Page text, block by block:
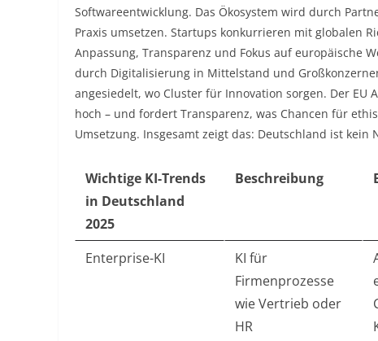
Softwareentwicklung. Das Ökosystem wird durch
Praxis umsetzen. Startups konkurrieren mit globalen
Anpassung, Transparenz und Fokus auf europäische
durch Digitalisierung in Mittelstand und
angesiedelt, wo Cluster für Innovation sorgen. Der EU
hoch – und fordert Transparenz, was Chancen für
Umsetzung. Insgesamt zeigt das: Deutschland ist
Wichtige KI-Trends
in Deutschland
2025
Beschreibung
Enterprise-KI
KI für
Firmenprozesse
wie Vertrieb oder
HR